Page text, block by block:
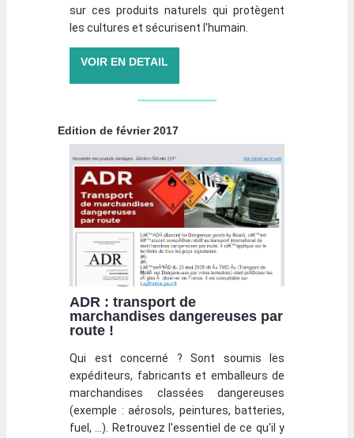
sur ces produits naturels qui protègent
les cultures et sécurisent l'humain.
VOIR EN DETAIL
Edition de février 2017
ADR : transport de
marchandises dangereuses par
route !
Qui est concerné ? Sont soumis les
expéditeurs, fabricants et emballeurs de
marchandises classées dangereuses
(exemple : aérosols, peintures, batteries,
fuel, …). Retrouvez l'essentiel de ce qu'il y